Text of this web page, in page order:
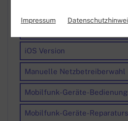
iOS Version
Manuelle Netzbetreiberwahl
Mobilfunk-Geräte-
Mobilfunk-Geräte-
Impressum